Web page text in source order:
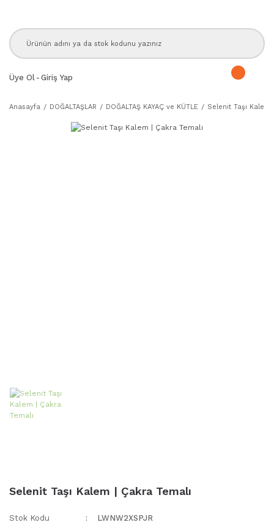
Üye Ol - Giriş Yap
Anasayfa DOĞALTAŞLAR DOĞALTAŞ KAYAÇ ve KÜTLE Selenit Taşı Kalem
Selenit Taşı Kalem | Çakra Temalı
Stok Kodu LWNW2XSPJR